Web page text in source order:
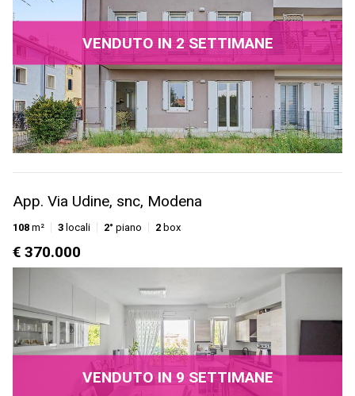
VENDUTO IN 2 SETTIMANE
App. Via Udine, snc, Modena
108 m² 3 locali 2° piano 2 box
€ 370.000
VENDUTO IN 9 SETTIMANE